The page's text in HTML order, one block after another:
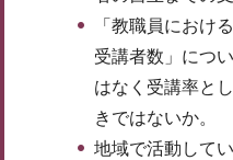
「教職員におけ
受講者数」につ
はなく受講率と
きではないか。
地域で活動して